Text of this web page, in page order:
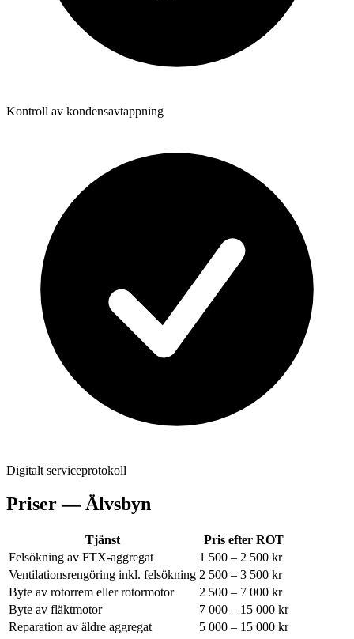
Kontroll av kondensavtappning
Digitalt serviceprotokoll
Priser — Älvsbyn
Tjänst
Pris efter ROT
Felsökning av FTX-aggregat
1 500 – 2 500 kr
Ventilationsrengöring inkl. felsökning 2 500 – 3 500 kr
Byte av rotorrem eller rotormotor
2 500 – 7 000 kr
Byte av fläktmotor
7 000 – 15 000 kr
Reparation av äldre aggregat
5 000 – 15 000 kr